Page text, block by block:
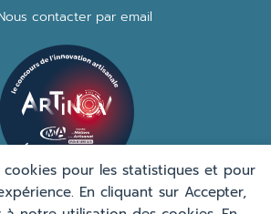
pour les statistiques et pour
En cliquant sur Accepter,
contacter par email